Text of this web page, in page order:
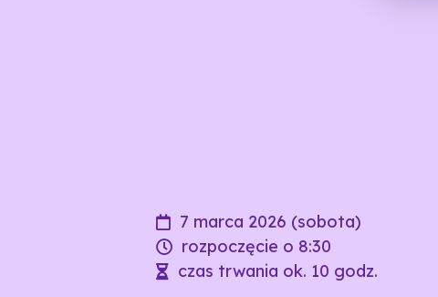
7 marca 2026 (sobota)
rozpoczęcie o 8:30
czas trwania ok. 10 godz.